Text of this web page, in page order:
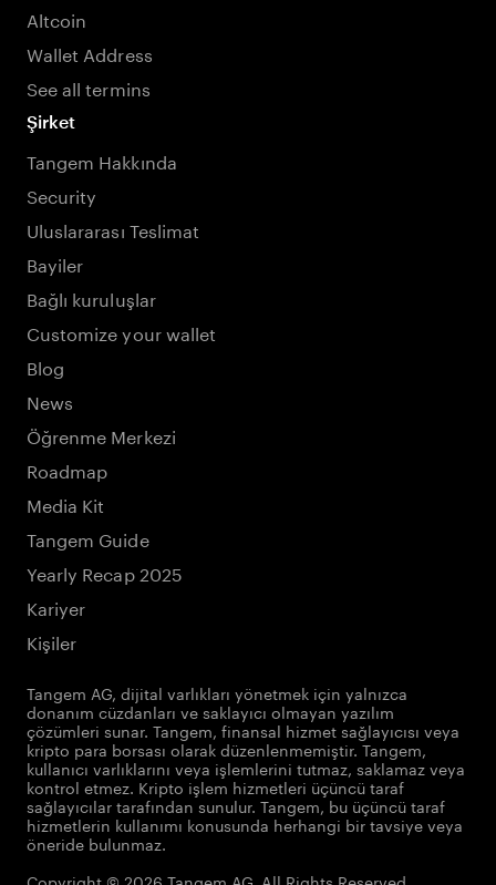
Altcoin
Wallet Address
See all termins
Şirket
Tangem Hakkında
Security
Uluslararası Teslimat
Bayiler
Bağlı kuruluşlar
Customize your wallet
Blog
News
Öğrenme Merkezi
Roadmap
Media Kit
Tangem Guide
Yearly Recap 2025
Kariyer
Kişiler
Tangem AG, dijital varlıkları yönetmek için yalnızca
donanım cüzdanları ve saklayıcı olmayan yazılım
çözümleri sunar. Tangem, finansal hizmet sağlayıcısı veya
kripto para borsası olarak düzenlenmemiştir. Tangem,
kullanıcı varlıklarını veya işlemlerini tutmaz, saklamaz veya
kontrol etmez. Kripto işlem hizmetleri üçüncü taraf
sağlayıcılar tarafından sunulur. Tangem, bu üçüncü taraf
hizmetlerin kullanımı konusunda herhangi bir tavsiye veya
öneride bulunmaz.